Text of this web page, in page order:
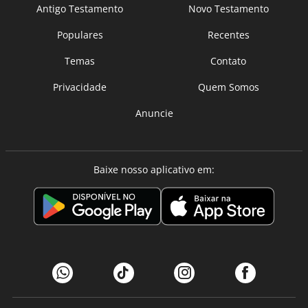
Antigo Testamento
Novo Testamento
Populares
Recentes
Temas
Contato
Privacidade
Quem Somos
Anuncie
Baixe nosso aplicativo em: